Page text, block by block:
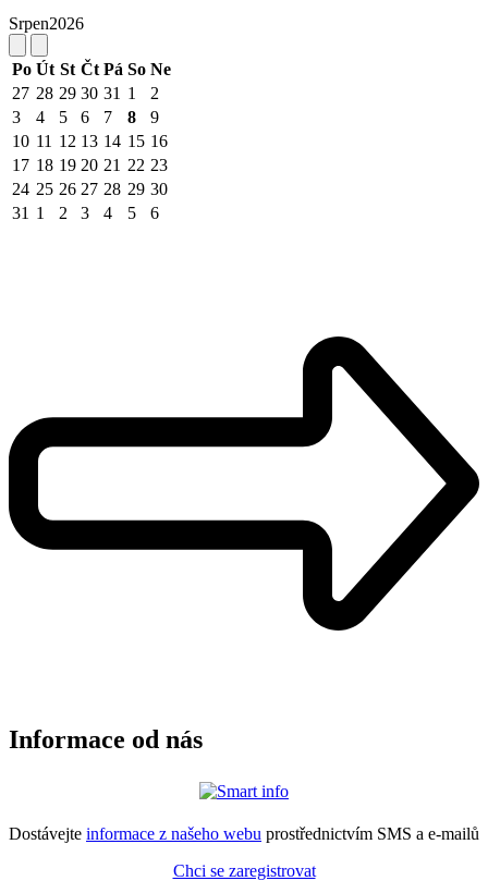
Srpen2026
Po Út St Čt Pá So Ne
27 28 29 30 31 1
2
3
4 5 6 7 8
9
10 11 12 13 14 15 16
17 18 19 20 21 22 23
24 25 26 27 28 29 30
31 1 2 3 4 5 6
Informace od nás
Dostávejte informace z našeho webu prostřednictvím SMS a e-mailů
Chci se zaregistrovat